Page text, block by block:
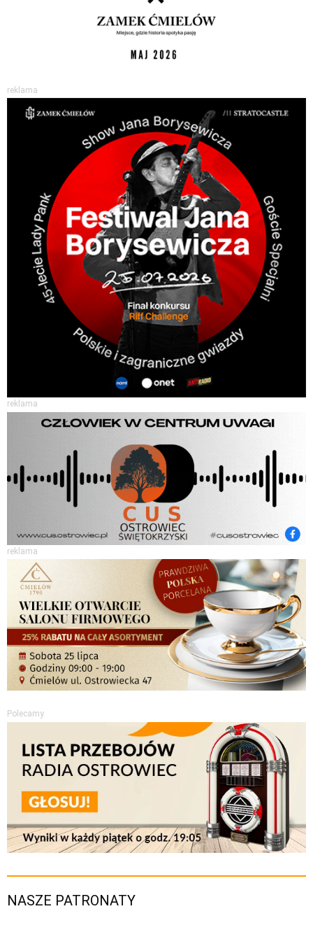
reklama
reklama
reklama
Polecamy
NASZE PATRONATY